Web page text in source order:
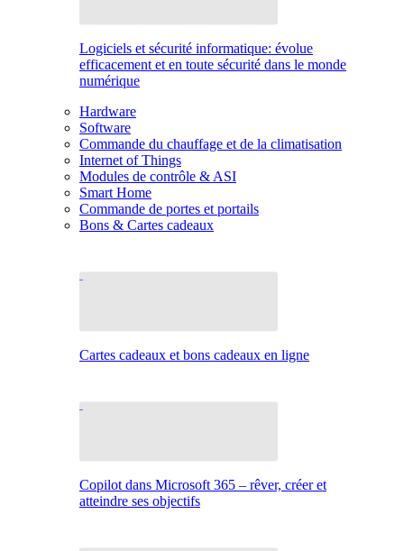
Logiciels et sécurité informatique: évolue
efficacement et en toute sécurité dans le monde
numérique
Hardware
Software
Commande du chauffage et de la climatisation
Internet of Things
Modules de contrôle & ASI
Smart Home
Commande de portes et portails
Bons & Cartes cadeaux
Cartes cadeaux et bons cadeaux en ligne
Copilot dans Microsoft 365 – rêver, créer et
atteindre ses objectifs